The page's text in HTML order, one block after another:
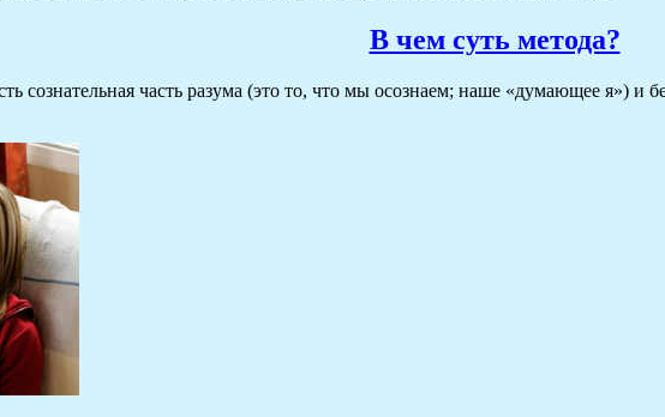
В чем суть метода?
сознательная часть разума (это то, что мы осознаем; наше «думающее я») и